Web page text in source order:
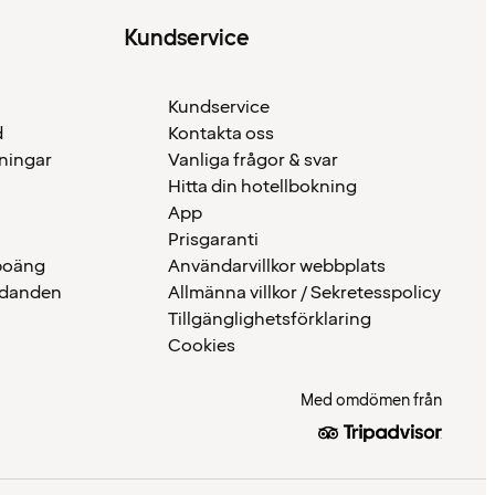
Kundservice
Kundservice
Kontakta oss
Vanliga frågor & svar
Hitta din hotellbokning
App
Prisgaranti
Användarvillkor webbplats
Allmänna villkor / Sekretesspolicy
Tillgänglighetsförklaring
Cookies
Med omdömen från